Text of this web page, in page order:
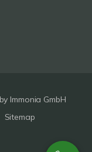
Immonia GmbH
Sitemap